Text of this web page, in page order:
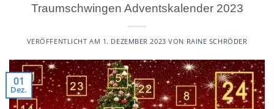
Traumschwingen Adventskalender 2023
VERÖFFENTLICHT AM 1. DEZEMBER 2023 VON RAINE SCHRÖDER
01
Dez.